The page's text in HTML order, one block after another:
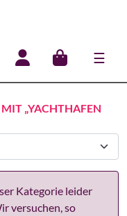
☰
„YACHTHAFEN
Kategorie leider
versuchen, so